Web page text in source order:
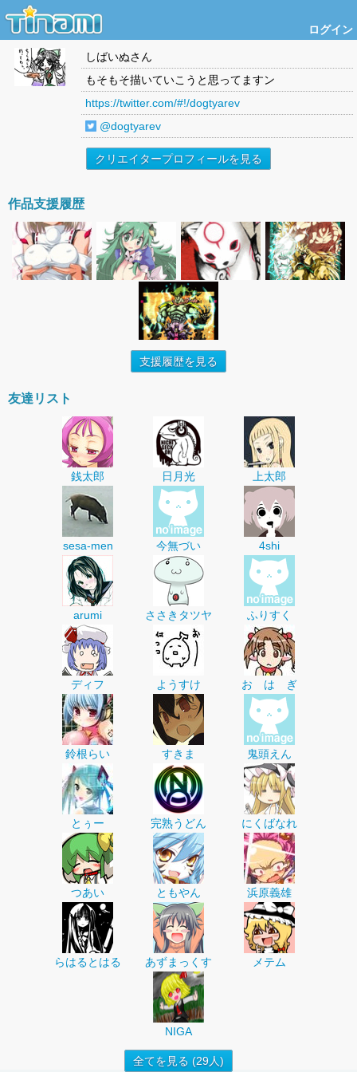
ログイン
しばいぬさん
もそもそ描いていこうと思ってますン
https://twitter.com/#!/dogtyarev
@dogtyarev
クリエイタープロフィールを見る
作品支援履歴
支援履歴を見る
友達リスト
銭太郎 日月光 上太郎
sesa-men 今無づい 4shi
arumi ささきタツヤ ふりすく
ディフ ようすけ お は ぎ
鈴根らい すきま 鬼頭えん
とぅー 完熟うどん にくばなれ
つあい ともやん 浜原義雄
らはるとはる あずまっくす メテム
NIGA
全てを見る (29人)